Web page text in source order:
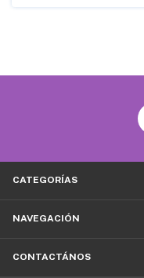
CATEGORÍAS
NAVEGACIÓN
CONTACTÁNOS